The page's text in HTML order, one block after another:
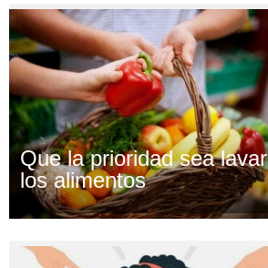
Que la prioridad sea lavar
los alimentos